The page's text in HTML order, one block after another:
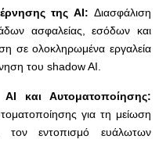
της AI: Διασφάλιση
ασφαλείας, εσόδων και
σε ολοκληρωμένα εργαλεία
του shadow AI.
και Αυτοματοποίησης:
για τη μείωση
εντοπισμό ευάλωτων